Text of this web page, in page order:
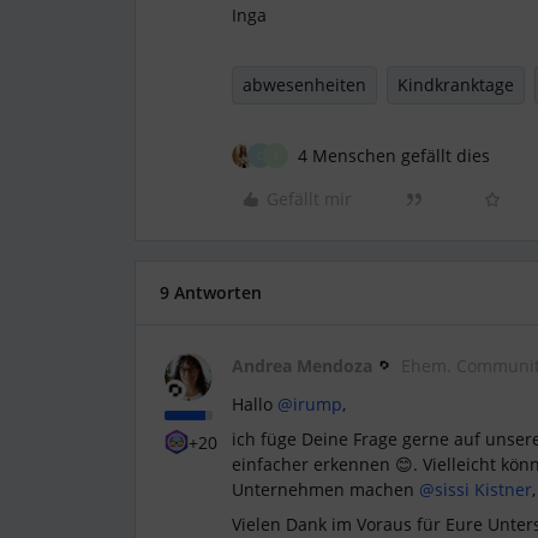
Inga
abwesenheiten Kindkranktage
4 Menschen gefällt dies
Gefällt mir
9 Antworten
+20
Andrea Mendoza
Ehem.
Hallo @irump,
ich füge Deine Frage gerne auf
einfacher erkennen 😊. Vielleicht
Unternehmen machen @sissi Kistner
Vielen Dank im Voraus für Eure